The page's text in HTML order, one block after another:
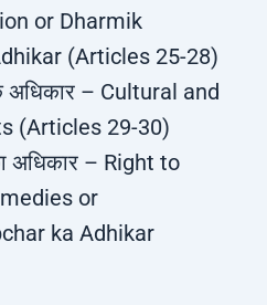
or Dharmik
(Articles 25-28)
अधिकार – Cultural and
(Articles 29-30)
अधिकार – Right to
or
ka Adhikar